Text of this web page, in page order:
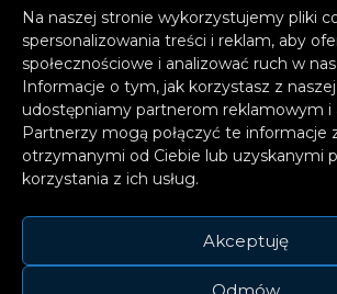
Na naszej stronie wykorzystujemy pliki
spersonalizowania treści i reklam, aby
społecznościowe i analizować ruch w
Informacje o tym, jak korzystasz z
udostępniamy partnerom reklamowym i
Partnerzy mogą połączyć te informacje
otrzymanymi od Ciebie lub uzyskanymi
korzystania z ich usług.
Akceptuję
Odmów
To pierwsza nowa muzyka
„Infinite Things” w listopadzie
po raz pierwszy w karierze